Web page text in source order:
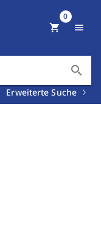
search
Erweiterte Suche
shopping_cart
0
menu